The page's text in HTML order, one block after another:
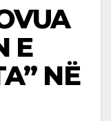
E
NË